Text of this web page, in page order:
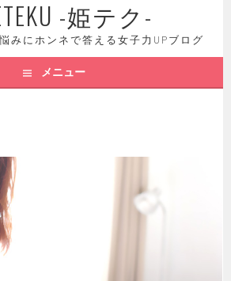
-姫テク-
みにホンネで答える女子力UPブログ
メニュー